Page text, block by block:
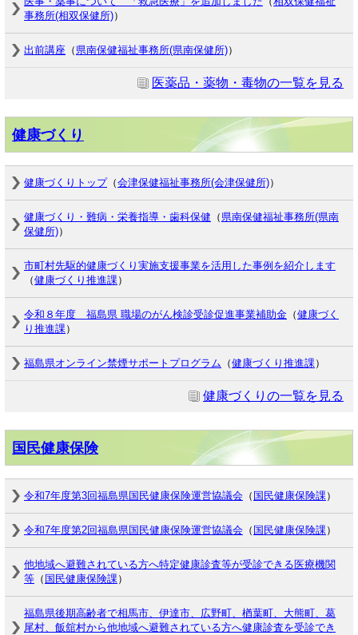
事務所(相双保健所)）
出前講座 （ 県南保健福祉事務所(県南保健所)）
医薬品・薬物・毒物の一覧を見る
健康づくり
健康づくりトップ（会津保健福祉事務所(会津保健所)）
健康づくり・難病・栄養指導・歯科保健 （ 県南保健福祉事務所(県南
保健所)）
市町村先駆的健康づくり実施支援事業を活用した事例を紹介します
（健康づくり推進課）
令和８年度 福島県 職場のがん検診受診促進事業補助金 （健康づく
り推進課）
福島県オンライン禁煙サポートプログラム （健康づくり推進課）
健康づくりの一覧を見る
国民健康保険
令和7年度第3回福島県国民健康保険運営協議会 （ 国民健康保険課）
令和7年度第2回福島県国民健康保険運営協議会 （ 国民健康保険課）
他地域へ避難されている方へ特定健康診査等が受診できる医療機関
等 （ 国民健康保険課）
福島県後期高齢者で相馬市、伊達市、広野町、楢葉町、大熊町、葛
尾村、飯舘村から他地域へ避難されている方へ健康診査を受診でき